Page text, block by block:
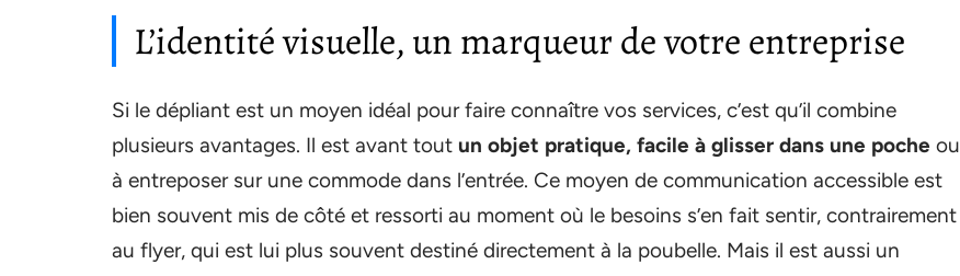
L’identité visuelle, un marqueur de votre entreprise
Si le dépliant est un moyen idéal pour faire connaître vos services, c’est qu’il combine
plusieurs avantages. Il est avant tout un objet pratique, facile à glisser dans une poche ou
à entreposer sur une commode dans l’entrée. Ce moyen de communication accessible est
bien souvent mis de côté et ressorti au moment où le besoins s’en fait sentir, contrairement
au flyer, qui est lui plus souvent destiné directement à la poubelle. Mais il est aussi un